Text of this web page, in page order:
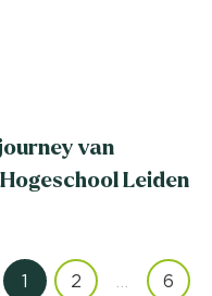
van
Leiden
1 2 6